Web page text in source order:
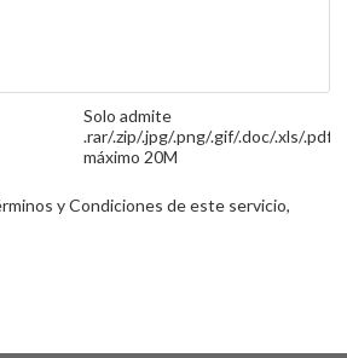
Solo admite
.rar/.zip/.jpg/.png/.gif/.doc/.xls/.pdf,
máximo 20M
y Condiciones de este servicio,